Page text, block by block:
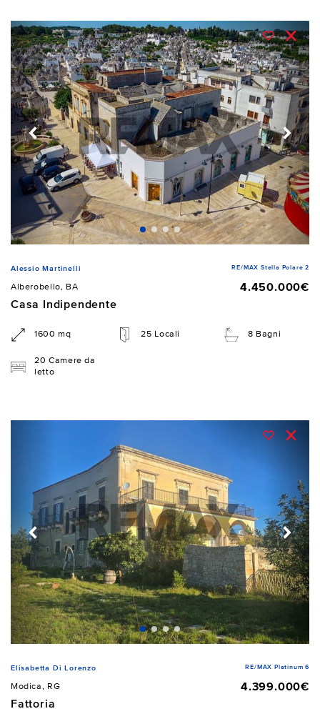
Alessio Martinelli RE/MAX Stella Polare 2
Alberobello, BA
4.450.000€
Casa Indipendente
1600 mq 25 Locali 8 Bagni
20 Camere da
letto
Elisabetta Di Lorenzo RE/MAX Platinum 6
Modica, RG
4.399.000€
Fattoria